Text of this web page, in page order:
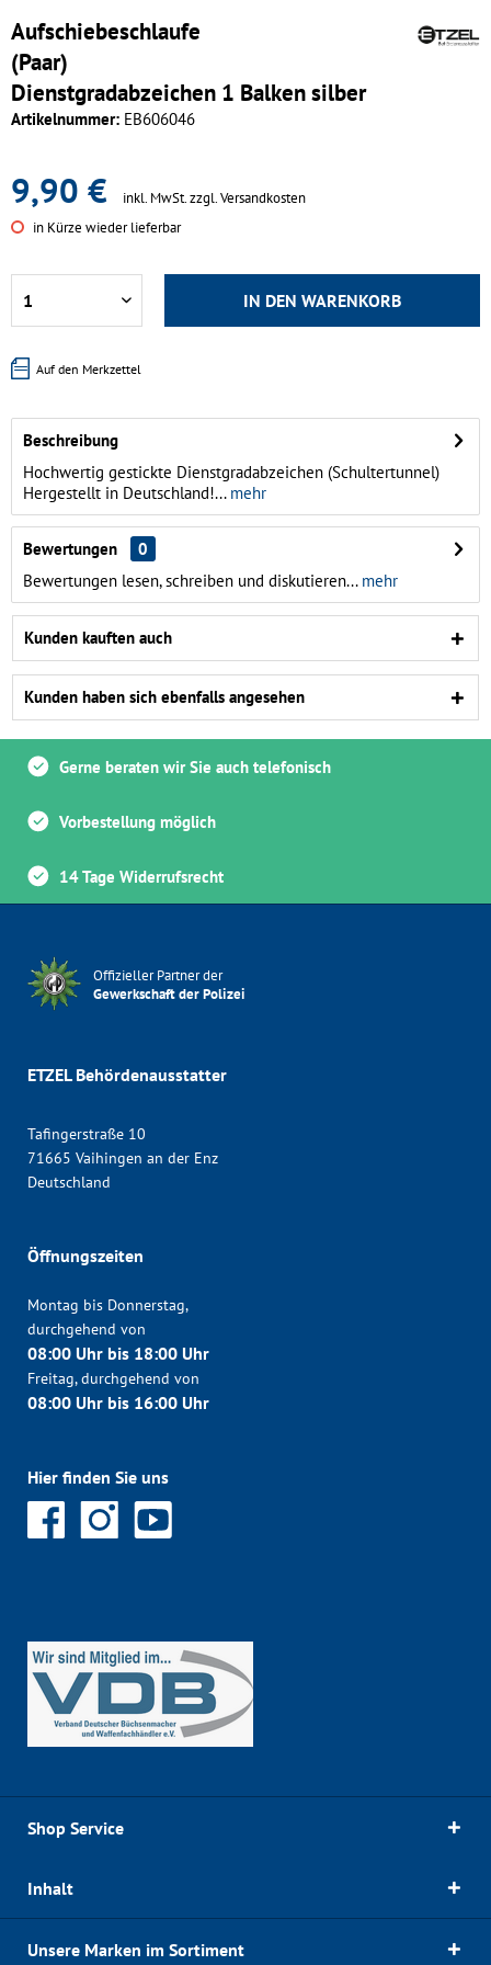
Aufschiebeschlaufe
(Paar)
Dienstgradabzeichen 1 Balken silber
Artikelnummer: EB606046
9,90 € inkl. MwSt.zzgl. Versandkosten
in Kürze wieder lieferbar
IN DEN WARENKORB
Auf den Merkzettel
Beschreibung
Hochwertig gestickte Dienstgradabzeichen (Schultertunnel)
Hergestellt in Deutschland!...mehr
Bewertungen
0
Bewertungen lesen, schreiben und diskutieren...mehr
Kunden kauften auch
Kunden haben sich ebenfalls angesehen
Gerne beraten wir Sie auch telefonisch
Vorbestellung möglich
14 Tage Widerrufsrecht
Offizieller Partner der
Gewerkschaft der Polizei
ETZEL Behördenausstatter
Tafingerstraße 10
71665 Vaihingen an der Enz
Deutschland
Öffnungszeiten
Montag bis Donnerstag,
durchgehend von
08:00 Uhr bis 18:00 Uhr
Freitag, durchgehend von
08:00 Uhr bis 16:00 Uhr
Hier finden Sie uns
Shop Service
Inhalt
Unsere Marken im Sortiment